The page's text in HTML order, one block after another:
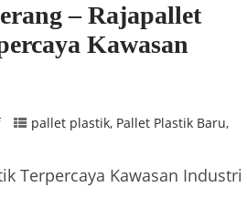
– Rajapallet
Kawasan
pallet plastik, Pallet Plastik Baru,
Terpercaya Kawasan Industri